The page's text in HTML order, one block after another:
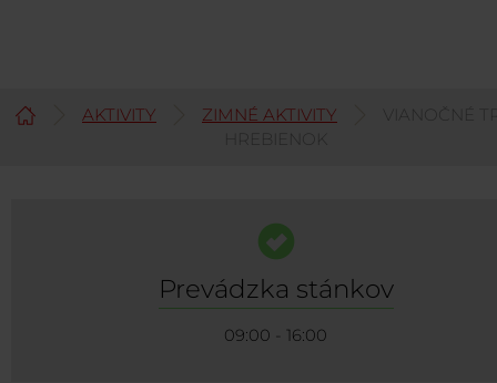
AKTIVITY ZIMNÉ AKTIVITY
VIANOČNÉ
HREBIENOK
Prevádzka stánkov
09:00 - 16:00